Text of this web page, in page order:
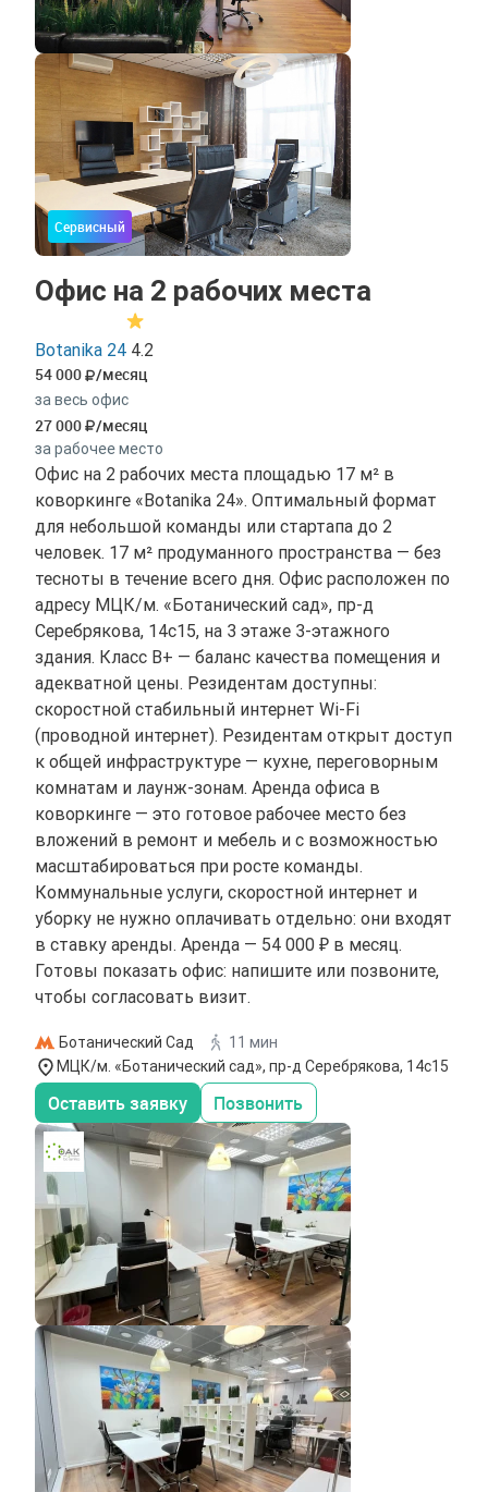
Сервисный
Офис на 2 рабочих места
Botanika 24 4.2
54 000 /месяц
за весь офис
27 000 /месяц
за рабочее место
Офис на 2 рабочих места площадью 17 м² в
коворкинге «Botanika 24». Оптимальный формат
для небольшой команды или стартапа до 2
человек. 17 м² продуманного пространства — без
тесноты в течение всего дня. Офис расположен по
адресу МЦК/м. «Ботанический сад», пр-д
Серебрякова, 14с15, на 3 этаже 3-этажного
здания. Класс B+ — баланс качества помещения и
адекватной цены. Резидентам доступны:
скоростной стабильный интернет Wi-Fi
(проводной интернет). Резидентам открыт доступ
к общей инфраструктуре — кухне, переговорным
комнатам и лаунж-зонам. Аренда офиса в
коворкинге — это готовое рабочее место без
вложений в ремонт и мебель и с возможностью
масштабироваться при росте команды.
Коммунальные услуги, скоростной интернет и
уборку не нужно оплачивать отдельно: они входят
в ставку аренды. Аренда — 54 000 ₽ в месяц.
Готовы показать офис: напишите или позвоните,
чтобы согласовать визит.
Ботанический Сад
11 мин
МЦК/м. «Ботанический сад», пр-д Серебрякова, 14с15
Оставить заявку Позвонить